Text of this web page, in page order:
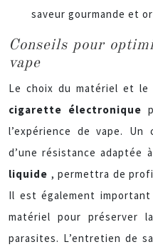
saveur gourmande et
Conseils pour
vape
Le choix du matériel et le
cigarette électronique
l’expérience de vape.
d’une résistance adaptée
liquide , permettra de
Il est également
matériel pour préserver
parasites. L’entretien de sa